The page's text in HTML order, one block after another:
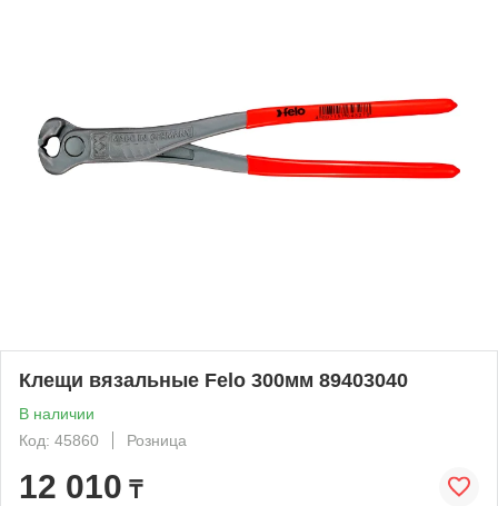
Клещи вязальные Felo 300мм 89403040
В наличии
Код: 45860
Розница
12 010 ₸